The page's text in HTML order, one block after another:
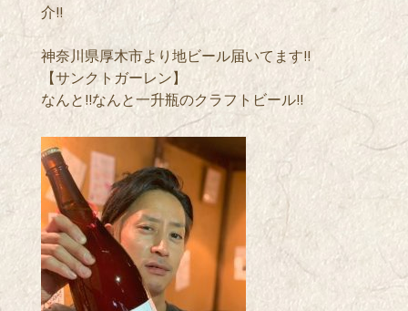
介!!
神奈川県厚木市より地ビール届いてます!!
【サンクトガーレン】
なんと!!なんと一升瓶のクラフトビール!!